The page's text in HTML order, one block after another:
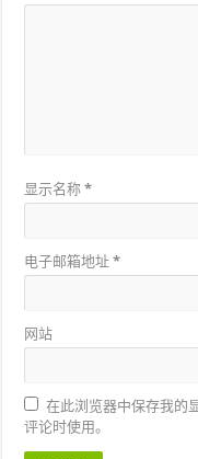
显示名称*
电子邮箱地址*
网站
在此浏览器中保存我的
评论时使用。